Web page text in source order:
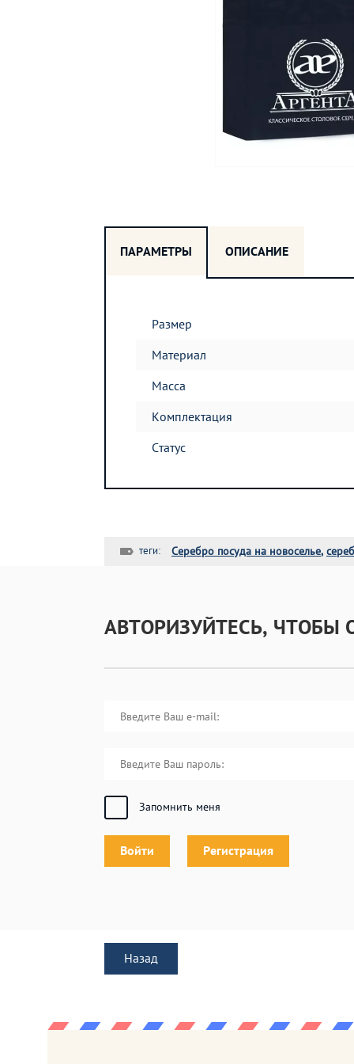
ПАРАМЕТРЫ ОПИСАНИЕ
Размер
Материал
Масса
Комплектация
Статус
теги: Серебро посуда на новоселье,
АВТОРИЗУЙТЕСЬ,
Запомнить меня
Войти Регистрация
Назад